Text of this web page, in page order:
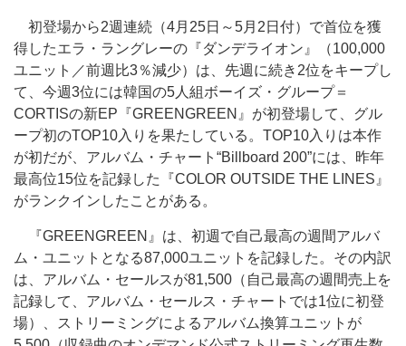
初登場から2週連続（4月25日～5月2日付）で首位を獲
得したエラ・ラングレーの『ダンデライオン』（100,000
ユニット／前週比3％減少）は、先週に続き2位をキープし
て、今週3位には韓国の5人組ボーイズ・グループ＝
CORTISの新EP『GREENGREEN』が初登場して、グル
ープ初のTOP10入りを果たしている。TOP10入りは本作
が初だが、アルバム・チャート“Billboard 200”には、昨年
最高位15位を記録した『COLOR OUTSIDE THE LINES』
がランクインしたことがある。
『GREENGREEN』は、初週で自己最高の週間アルバ
ム・ユニットとなる87,000ユニットを記録した。その内訳
は、アルバム・セールスが81,500（自己最高の週間売上を
記録して、アルバム・セールス・チャートでは1位に初登
場）、ストリーミングによるアルバム換算ユニットが